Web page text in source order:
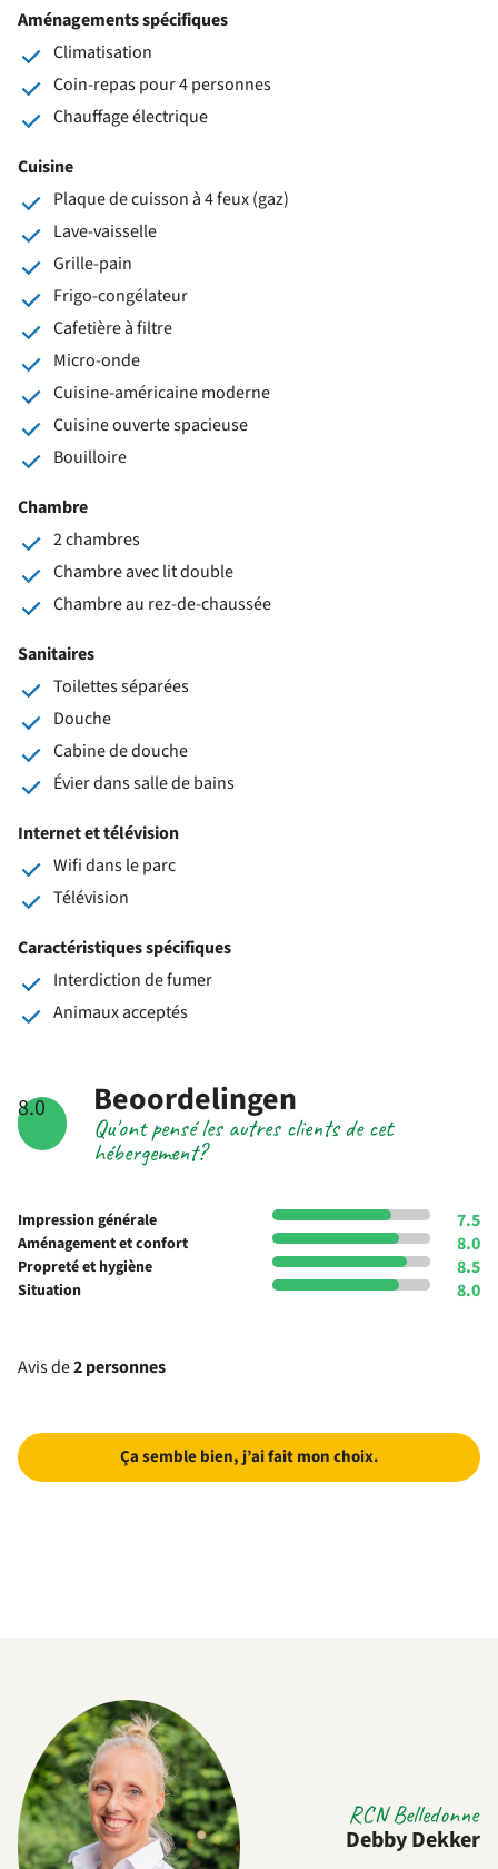
Aménagements spécifiques
Climatisation
Coin-repas pour 4 personnes
Chauffage électrique
Cuisine
Plaque de cuisson à 4 feux (gaz)
Lave-vaisselle
Grille-pain
Frigo-congélateur
Cafetière à filtre
Micro-onde
Cuisine-américaine moderne
Cuisine ouverte spacieuse
Bouilloire
Chambre
2 chambres
Chambre avec lit double
Chambre au rez-de-chaussée
Sanitaires
Toilettes séparées
Douche
Cabine de douche
Évier dans salle de bains
Internet et télévision
Wifi dans le parc
Télévision
Caractéristiques spécifiques
Interdiction de fumer
Animaux acceptés
8.0
Qu'ont pensé les autres clients de cet
hébergement?
Beoordelingen
Impression générale 7.5
Aménagement et confort 8.0
Propreté et hygiène 8.5
Situation 8.0
Avis de2 personnes
Ça semble bien, j’ai fait mon choix.
RCN Belledonne
Debby Dekker